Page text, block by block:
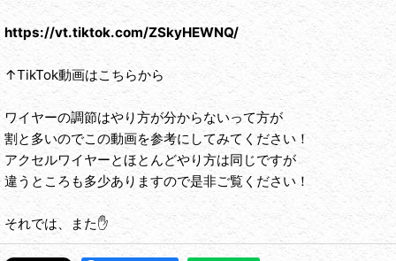
https://vt.tiktok.com/ZSkyHEWNQ/
↑TikTok動画はこちらから
ワイヤーの調節はやり方が分からないって方が
割と多いのでこの動画を参考にしてみてください！
アクセルワイヤーとほとんどやり方は同じですが
違うところも多少ありますので是非ご覧ください！
それでは、また✋